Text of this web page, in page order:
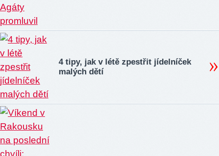
4 tipy, jak v létě zpestřit jídelníček
malých dětí